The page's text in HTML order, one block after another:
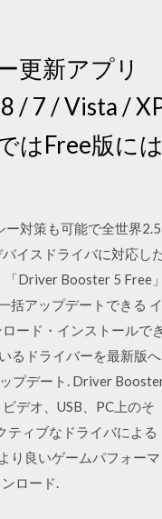
更新アプリ
/ 7 / Vista /
はFree版には
対策も可能で全世界2.5
イスドライバに対応し
Driver Booster 5 Free」
括アップデートできる イ
ード・インストールでき
るドライバーを最新版へ
プデート. Driver
デオ、USB、PC上のそ
ティブなドライバによる
り良いゲームパフォーマ
ロード.